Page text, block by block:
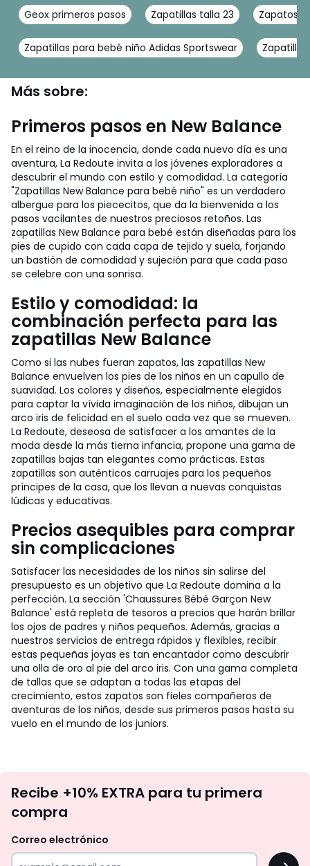
Geox primeros pasos Zapatillas talla 23 Zapatos
Zapatillas para bebé niño Adidas Sportswear
Más sobre:
Primeros pasos en New Balance
En el reino de la inocencia, donde cada nuevo día es una
aventura, La Redoute invita a los jóvenes exploradores a
descubrir el mundo con estilo y comodidad. La categoría
"Zapatillas New Balance para bebé niño" es un verdadero
albergue para los piececitos, que da la bienvenida a los
pasos vacilantes de nuestros preciosos retoños. Las
zapatillas New Balance para bebé están diseñadas para los
pies de cupido con cada capa de tejido y suela, forjando
un bastión de comodidad y sujeción para que cada paso
se celebre con una sonrisa.
Estilo y comodidad: la
combinación perfecta para las
zapatillas New Balance
Como si las nubes fueran zapatos, las zapatillas New
Balance envuelven los pies de los niños en un capullo de
suavidad. Los colores y diseños, especialmente elegidos
para captar la vívida imaginación de los niños, dibujan un
arco iris de felicidad en el suelo cada vez que se mueven.
La Redoute, deseosa de satisfacer a los amantes de la
moda desde la más tierna infancia, propone una gama de
zapatillas bajas tan elegantes como prácticas. Estas
zapatillas son auténticos carruajes para los pequeños
príncipes de la casa, que los llevan a nuevas conquistas
lúdicas y educativas.
Precios asequibles para comprar
sin complicaciones
Satisfacer las necesidades de los niños sin salirse del
presupuesto es un objetivo que La Redoute domina a la
perfección. La sección 'Chaussures Bébé Garçon New
Balance' está repleta de tesoros a precios que harán brillar
los ojos de padres y niños pequeños. Además, gracias a
nuestros servicios de entrega rápidos y flexibles, recibir
estas pequeñas joyas es tan encantador como descubrir
una olla de oro al pie del arco iris. Con una gama completa
de tallas que se adaptan a todas las etapas del
crecimiento, estos zapatos son fieles compañeros de
aventuras de los niños, desde sus primeros pasos hasta su
vuelo en el mundo de los juniors.
te
tu
Recibe +10% EXTRA para tu primera
compra
Correo electrónico
OK